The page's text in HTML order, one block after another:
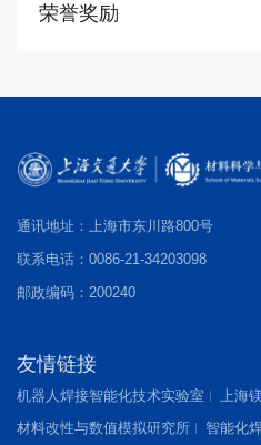
荣誉奖励
通讯地址：上海市东川路800号
联系电话：0086-21-34203098
邮政编码：200240
友情链接
机器人焊接智能化技术实验室
上海
材料改性与数值模拟研究所
智能化